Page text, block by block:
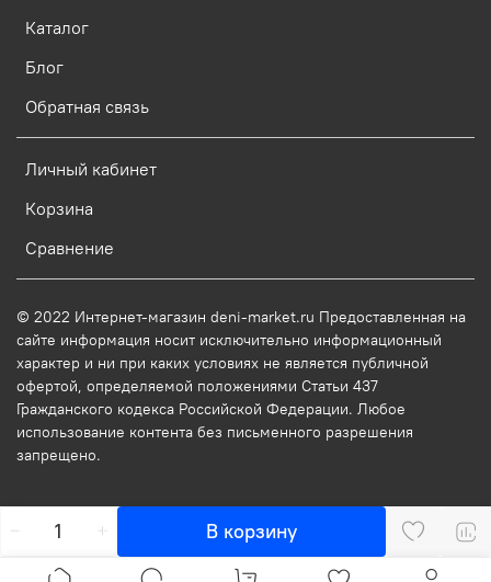
В корзину
Каталог
Блог
Обратная связь
Личный кабинет
Корзина
Сравнение
© 2022 Интернет-магазин deni-market.ru Предоставленная на
сайте информация носит исключительно информационный
характер и ни при каких условиях не является публичной
офертой, определяемой положениями Статьи 437
Гражданского кодекса Российской Федерации. Любое
использование контента без письменного разрешения
запрещено.